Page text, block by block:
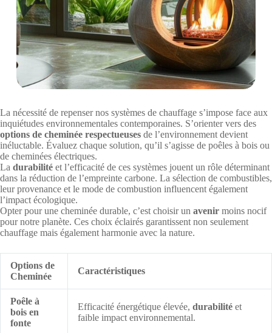
La nécessité de repenser nos systèmes de chauffage s’impose face aux
inquiétudes environnementales contemporaines. S’orienter vers des
options de cheminée respectueuses de l’environnement devient
inéluctable. Évaluez chaque solution, qu’il s’agisse de poêles à bois ou
de cheminées électriques.
La durabilité et l’efficacité de ces systèmes jouent un rôle déterminant
dans la réduction de l’empreinte carbone. La sélection de combustibles,
leur provenance et le mode de combustion influencent également
l’impact écologique.
Opter pour une cheminée durable, c’est choisir un avenir moins nocif
pour notre planète. Ces choix éclairés garantissent non seulement
chauffage mais également harmonie avec la nature.
Options de
Cheminée
Caractéristiques
Poêle à
bois en
fonte
Efficacité énergétique élevée, durabilité et
faible impact environnemental.